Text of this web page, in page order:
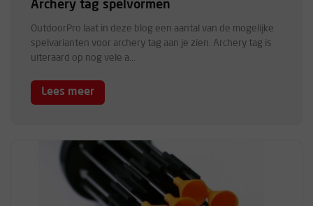
Archery tag spelvormen
OutdoorPro laat in deze blog een aantal van de mogelijke
spelvarianten voor archery tag aan je zien. Archery tag is
uiteraard op nog vele a...
Lees meer